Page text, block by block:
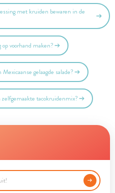
met kruiden bewaren in de
op voorhand maken?
gelaagde salade?
tacokruidenmix?